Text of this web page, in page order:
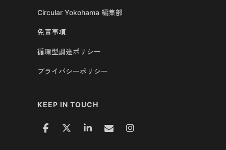
Circular Yokohama 編集部
免責事項
循環型調達ポリシー
プライバシーポリシー
KEEP IN TOUCH